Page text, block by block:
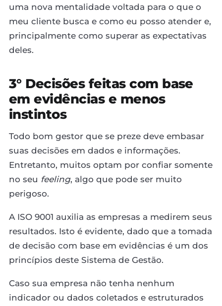
uma nova mentalidade voltada para o que o
meu cliente busca e como eu posso atender e,
principalmente como superar as expectativas
deles.
3° Decisões feitas com base
em evidências e menos
instintos
Todo bom gestor que se preze deve embasar
suas decisões em dados e informações.
Entretanto, muitos optam por confiar somente
no seu feeling, algo que pode ser muito
perigoso.
A ISO 9001 auxilia as empresas a medirem seus
resultados. Isto é evidente, dado que a tomada
de decisão com base em evidências é um dos
princípios deste Sistema de Gestão.
Caso sua empresa não tenha nenhum
indicador ou dados coletados e estruturados